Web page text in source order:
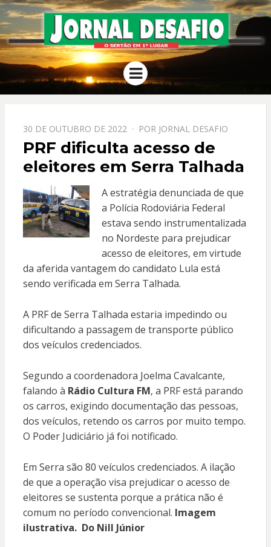
JORNAL
DESAFIO
O Sertão em 1º Lugar
Menu
PPOSTADO
EM
30 DE OUTUBRO DE 2022 POR JORNAL DESAFIO
PRF dificulta acesso de
eleitores em Serra Talhada
A estratégia denunciada de que
a Polícia Rodoviária Federal
estava sendo instrumentalizada
no Nordeste para prejudicar
acesso de eleitores, em virtude
da aferida vantagem do candidato Lula está
sendo verificada em Serra Talhada.
A PRF de Serra Talhada estaria impedindo ou
dificultando a passagem de transporte público
dos veículos credenciados.
Segundo a coordenadora Joelma Cavalcante,
falando à Rádio Cultura FM, a PRF está parando
os carros, exigindo documentação das pessoas,
dos veículos, retendo os carros por muito tempo.
O Poder Judiciário já foi notificado.
Em Serra são 80 veículos credenciados. A ilação
de que a operação visa prejudicar o acesso de
eleitores se sustenta porque a prática não é
comum no período convencional. Imagem
ilustrativa. Do Nill Júnior